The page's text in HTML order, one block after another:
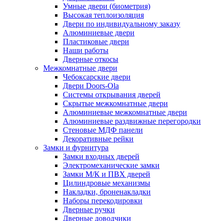
Умные двери (биометрия)
Высокая теплоизоляция
Двери по индивидуальному заказу
Алюминиевые двери
Пластиковые двери
Наши работы
Дверные откосы
Межкомнатные двери
Чебоксарские двери
Двери Doors-Ola
Системы открывания дверей
Скрытые межкомнатные двери
Алюминиевые межкомнатные двери
Алюминиевые раздвижные перегородки
Стеновые МДФ панели
Декоративные рейки
Замки и фурнитура
Замки входных дверей
Электромеханические замки
Замки М/К и ПВХ дверей
Цилиндровые механизмы
Накладки, броненакладки
Наборы перекодировки
Дверные ручки
Дверные доводчики